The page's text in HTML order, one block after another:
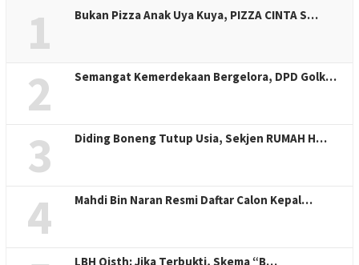
1 Bukan Pizza Anak Uya Kuya, PIZZA CINTA S…
2 Semangat Kemerdekaan Bergelora, DPD Golk…
3 Diding Boneng Tutup Usia, Sekjen RUMAH H…
4 Mahdi Bin Naran Resmi Daftar Calon Kepal…
LBH Qisth: Jika Terbukti, Skema “B…